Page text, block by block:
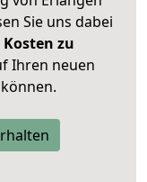
Sie uns dabei
zu
Ihren neuen